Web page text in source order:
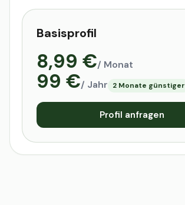
Basisprofil
8,99 €/ Monat
99 €/ Jahr 2 Monate günstiger
Profil anfragen